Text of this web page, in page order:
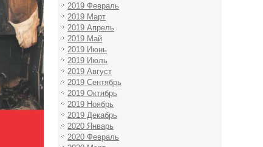
2019 Февраль
2019 Март
2019 Апрель
2019 Май
2019 Июнь
2019 Июль
2019 Август
2019 Сентябрь
2019 Октябрь
2019 Ноябрь
2019 Декабрь
2020 Январь
2020 Февраль